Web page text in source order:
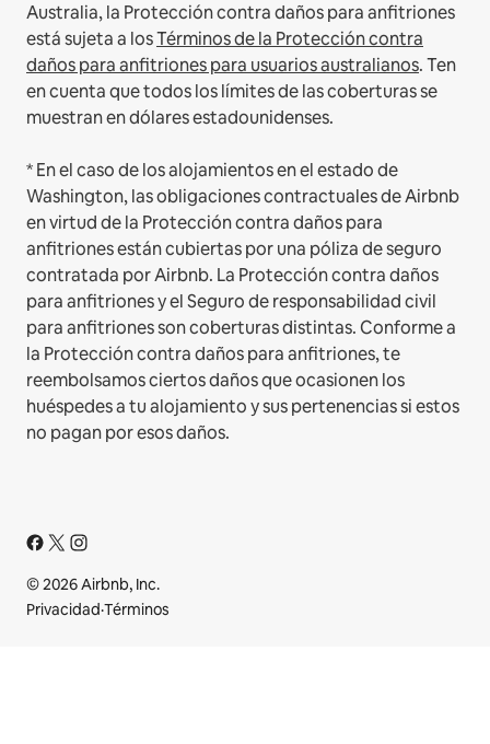
Australia, la Protección contra daños para anfitriones
está sujeta a losTérminos de la Protección contra
daños para anfitriones para usuarios australianos. Ten
en cuenta que todos los límites de las coberturas se
muestran en dólares estadounidenses.
* En el caso de los alojamientos en el estado de
Washington, las obligaciones contractuales de Airbnb
en virtud de la Protección contra daños para
anfitriones están cubiertas por una póliza de seguro
contratada por Airbnb. La Protección contra daños
para anfitriones y el Seguro de responsabilidad civil
para anfitriones son coberturas distintas. Conforme a
la Protección contra daños para anfitriones, te
reembolsamos ciertos daños que ocasionen los
huéspedes a tu alojamiento y sus pertenencias si estos
no pagan por esos daños.
© 2026 Airbnb, Inc.
Privacidad·Términos